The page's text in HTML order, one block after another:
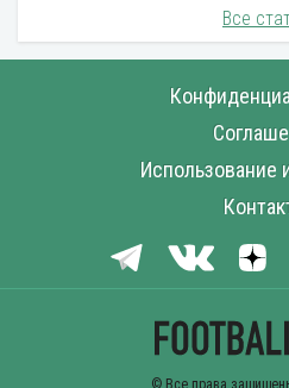
Все
Использование